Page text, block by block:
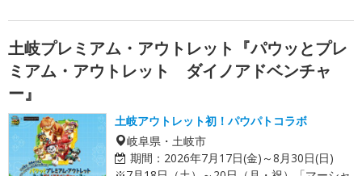
土岐プレミアム・アウトレット『パウッとプレ
ミアム・アウトレット ダイノアドベンチャ
ー』
土岐アウトレット初！パウパトコラボ
岐阜県・土岐市
期間： 2026年7月17日(金)～8月30日(日)